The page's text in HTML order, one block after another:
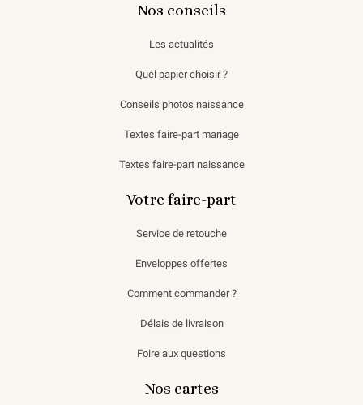
Nos conseils
Les actualités
Quel papier choisir ?
Conseils photos naissance
Textes faire-part mariage
Textes faire-part naissance
Votre faire-part
Service de retouche
Enveloppes offertes
Comment commander ?
Délais de livraison
Foire aux questions
Nos cartes